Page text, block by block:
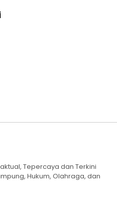
Tepercaya dan Terkini
Hukum, Olahraga, dan